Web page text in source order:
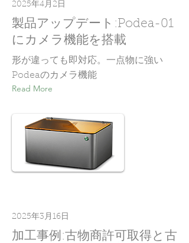
2025年4月2日
製品アップデート:Podea-01
にカメラ機能を搭載
形が違っても即対応。一点物に強い
Podeaのカメラ機能
Read More
2025年3月16日
加工事例:古物商許可取得と古